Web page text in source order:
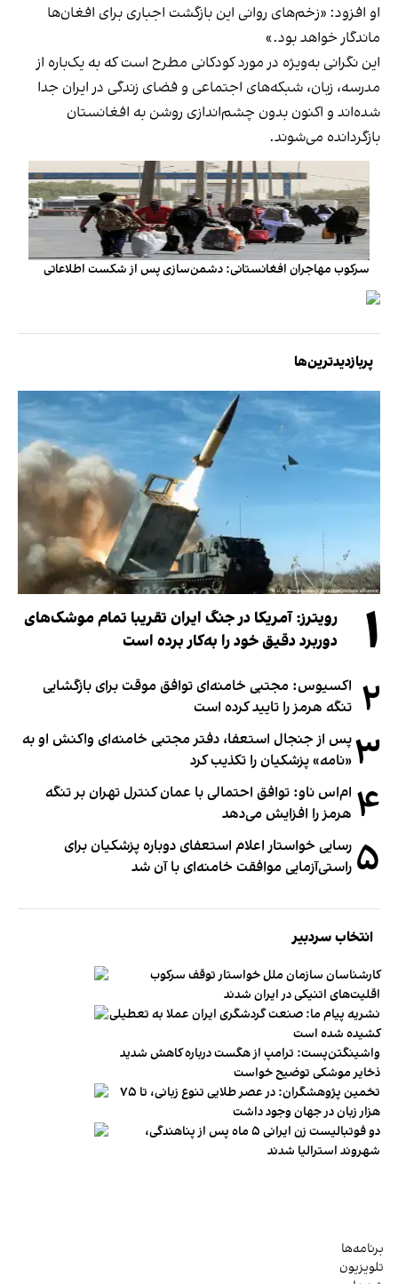
او افزود: «زخم‌های روانی این بازگشت اجباری برای افغان‌ها
ماندگار خواهد بود.»
این نگرانی به‌ویژه در مورد کودکانی مطرح است که به‌ یک‌باره از
مدرسه، زبان، شبکه‌های اجتماعی و فضای زندگی در ایران جدا
شده‌اند و اکنون بدون چشم‌اندازی روشن به افغانستان
بازگردانده می‌شوند.
سرکوب مهاجران افغانستانی: دشمن‌سازی پس از شکست اطلاعاتی
پربازدیدترین‌ها
۱
رویترز: آمریکا در جنگ ایران تقریبا تمام موشک‌های
دوربرد دقیق خود را به‌کار برده است
۲ اکسیوس: مجتبی خامنه‌ای توافق موقت برای بازگشایی
تنگه هرمز را تایید کرده است
۳پس از جنجال استعفا، دفتر مجتبی خامنه‌ای واکنش او به
«نامه» پزشکیان را تکذیب کرد
۴ ام‌اس ناو: توافق احتمالی با عمان کنترل تهران بر تنگه
هرمز را افزایش می‌دهد
۵ رسایی خواستار اعلام استعفای دوباره پزشکیان برای
راستی‌آزمایی موافقت خامنه‌ای با آن شد
انتخاب سردبیر
کارشناسان سازمان ملل خواستار توقف سرکوب
اقلیت‌های اتنیکی در ایران شدند
نشریه پیام ما: صنعت گردشگری ایران عملا به تعطیلی
کشیده شده است
واشینگتن‌پست: ترامپ از هگست درباره کاهش شدید
ذخایر موشکی توضیح خواست
تخمین پژوهشگران: در عصر طلایی تنوع زبانی، تا ۷۵
هزار زبان در جهان وجود داشت
دو فوتبالیست زن ایرانی ۵ ماه پس از پناهندگی،
شهروند استرالیا شدند
برنامه‌ها
تلویزیون